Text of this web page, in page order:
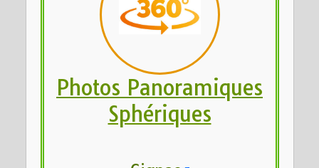
Photos Panoramiques
Sphériques